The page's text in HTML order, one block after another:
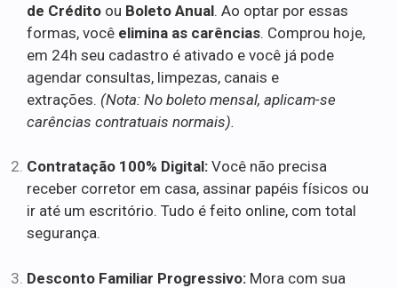
de Crédito ou Boleto Anual. Ao optar por essas
formas, você elimina as carências. Comprou hoje,
em 24h seu cadastro é ativado e você já pode
agendar consultas, limpezas, canais e
extrações. (Nota: No boleto mensal, aplicam-se
carências contratuais normais).
Contratação 100% Digital: Você não precisa
receber corretor em casa, assinar papéis físicos ou
ir até um escritório. Tudo é feito online, com total
segurança.
Desconto Familiar Progressivo: Mora com sua